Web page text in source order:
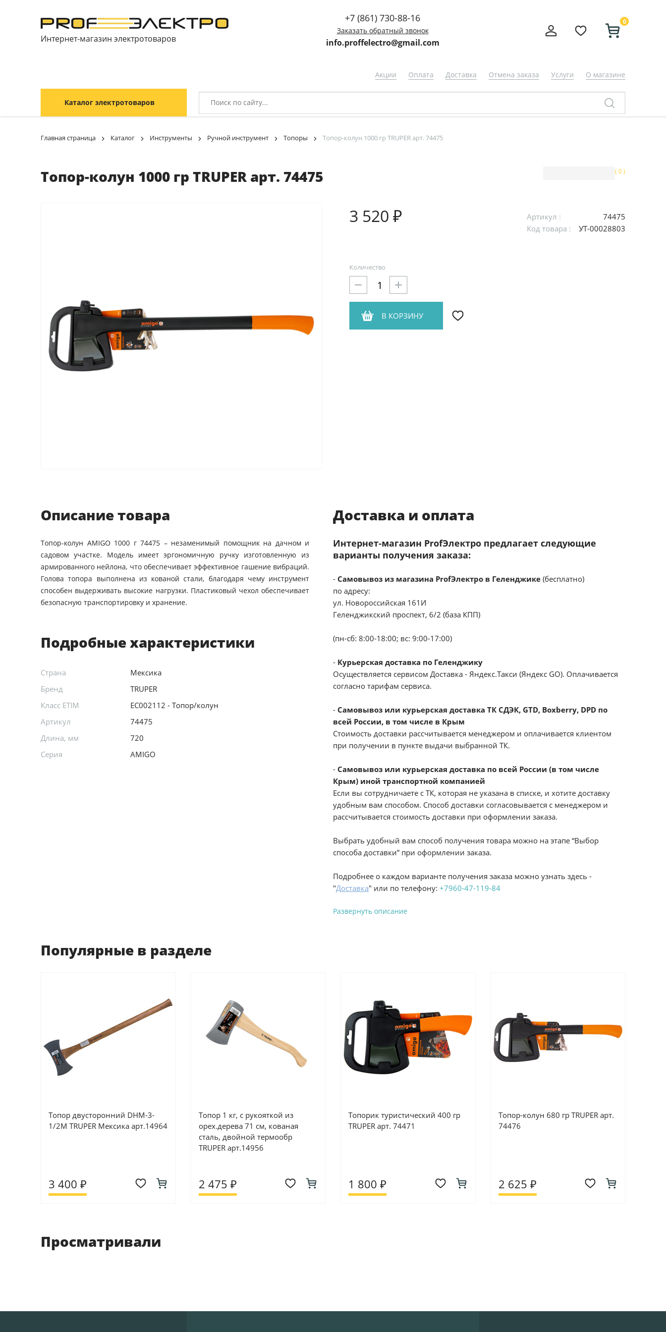
Интернет-магазин электротоваров
+7 (861) 730-88-16
Заказать обратный звонок
info.proffelectro@gmail.com
0
Акции Оплата Доставка Отмена заказа Услуги О магазине
Каталог электротоваров
Главная страница Каталог Инструменты Ручной инструмент Топоры Топор-колун 1000 гр TRUPER арт. 74475
Топор-колун 1000 гр TRUPER арт. 74475 ( 0 )
3 520 ₽ Артикул :
74475
Код товара :
УТ-00028803
Количество
В КОРЗИНУ
Описание товара
Топор-колун AMIGO 1000 г 74475 – незаменимый помощник на дачном и
садовом участке. Модель имеет эргономичную ручку изготовленную из
армированного нейлона, что обеспечивает эффективное гашение вибраций.
Голова топора выполнена из кованой стали, благодаря чему инструмент
способен выдерживать высокие нагрузки. Пластиковый чехол обеспечивает
безопасную транспортировку и хранение.
Подробные характеристики
Страна
Мексика
Бренд
TRUPER
Класс ETIM
EC002112 - Топор/колун
Артикул
74475
Длина, мм
720
Серия
AMIGO
Доставка и оплата
Интернет-магазин ProfЭлектро предлагает следующие
варианты получения заказа:
- Самовывоз из магазина ProfЭлектро в Геленджике (бесплатно)
по адресу:
ул. Новороссийская 161И
Геленджикский проспект, 6/2 (база КПП)
(пн-сб: 8:00-18:00; вс: 9:00-17:00)
- Курьерская доставка по Геленджику
Осуществляется сервисом Доставка - Яндекс.Такси (Яндекс GO). Оплачивается
согласно тарифам сервиса.
- Самовывоз или курьерская доставка ТК СДЭК, GTD, Boxberry, DPD по
всей России, в том числе в Крым
Стоимость доставки рассчитывается менеджером и оплачивается клиентом
при получении в пункте выдачи выбранной ТК.
- Самовывоз или курьерская доставка по всей России (в том числе
Крым) иной транспортной компанией
Если вы сотрудничаете с ТК, которая не указана в списке, и хотите доставку
удобным вам способом. Способ доставки согласовывается с менеджером и
рассчитывается стоимость доставки при оформлении заказа.
Выбрать удобный вам способ получения товара можно на этапе “Выбор
способа доставки” при оформлении заказа.
Подробнее о каждом варианте получения заказа можно узнать здесь -
"Доставка" или по телефону: +7960-47-119-84
адресу ул. Новороссийская 161И.
Для юридических лиц: переводом на расчетный счет при онлайн
оплате заказа на сайте.
Подробнее о способах оплаты можно узнать здесь - "Оплата"
Развернуть описание
Популярные в разделе
Топор двусторонний DHM-3-
1/2M TRUPER Мексика арт.14964
3 400 ₽
Топор 1 кг, с рукояткой из
орех.дерева 71 см, кованая
сталь, двойной термообр
TRUPER арт.14956
2 475 ₽
Топорик туристический 400 гр
TRUPER арт. 74471
1 800 ₽
Топор-колун 680 гр TRUPER арт.
74476
2 625 ₽
Просматривали